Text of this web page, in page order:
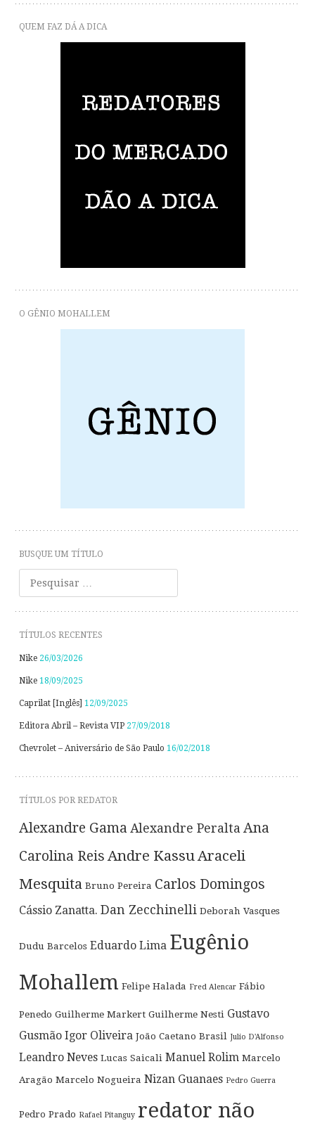
QUEM FAZ DÁ A DICA
O GÊNIO MOHALLEM
BUSQUE UM TÍTULO
Pesquisar
TÍTULOS RECENTES
Nike 26/03/2026
Nike 18/09/2025
Caprilat [Inglês] 12/09/2025
Editora Abril – Revista VIP 27/09/2018
Chevrolet – Aniversário de São Paulo 16/02/2018
TÍTULOS POR REDATOR
Alexandre Gama Alexandre Peralta Ana
Carolina Reis Andre Kassu Araceli
Mesquita Bruno Pereira Carlos Domingos
Cássio Zanatta. Dan Zecchinelli Deborah Vasques
Dudu Barcelos Eduardo Lima Eugênio
Mohallem Felipe Halada Fred Alencar Fábio
Penedo Guilherme Markert Guilherme Nesti Gustavo
Gusmão Igor Oliveira João Caetano Brasil Julio D'Alfonso
Leandro Neves Lucas Saicali Manuel Rolim Marcelo
Aragão Marcelo Nogueira Nizan Guanaes Pedro Guerra
Pedro Prado Rafael Pitanguy redator não